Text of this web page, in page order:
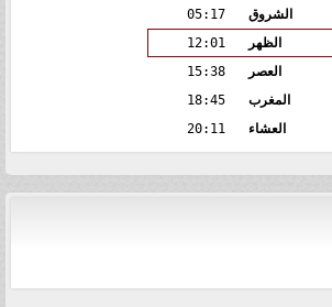
الشروق
05:17
الظهر
12:01
العصر
15:38
المغرب
18:45
العشاء
20:11